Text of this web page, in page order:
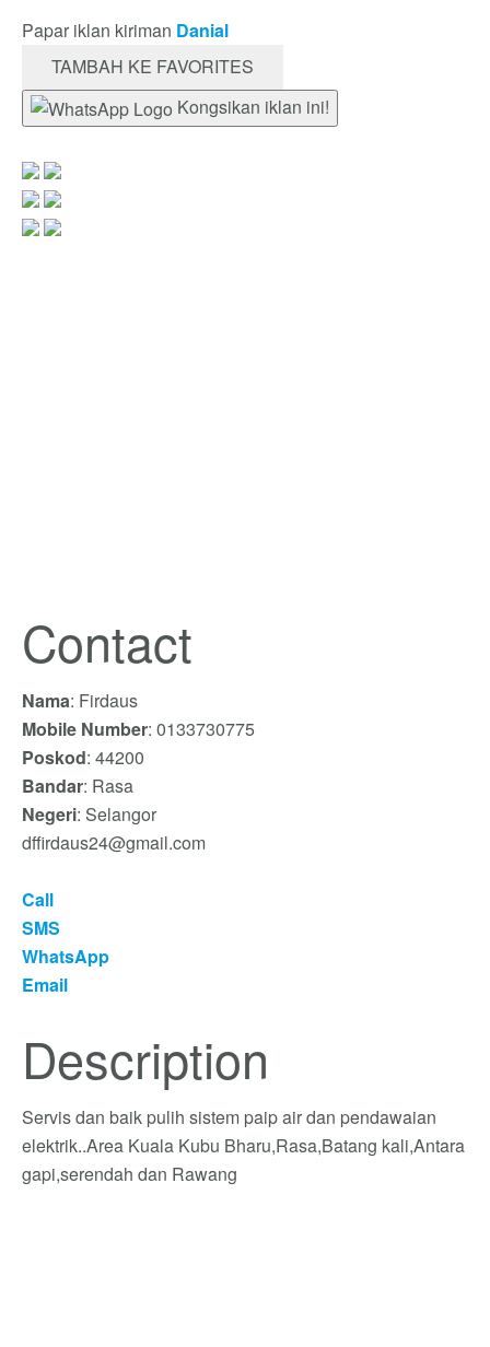
Papar iklan kiriman Danial
TAMBAH KE FAVORITES
Kongsikan iklan ini!
Contact
Nama: Firdaus
Mobile Number: 0133730775
Poskod: 44200
Bandar: Rasa
Negeri: Selangor
dffirdaus24@gmail.com
Call
SMS
WhatsApp
Email
Description
Servis dan baik pulih sistem paip air dan pendawaian
elektrik..Area Kuala Kubu Bharu,Rasa,Batang kali,Antara
gapi,serendah dan Rawang